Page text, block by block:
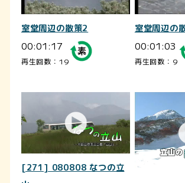
室堂周辺の散策2
00:01:17
再生回数：19
室堂周辺の
00:01:03
再生回数：9
[271] 080808 なつの立